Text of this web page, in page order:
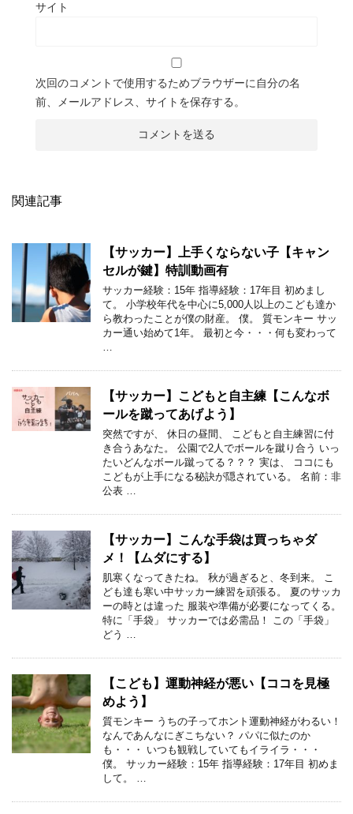
サイト
次回のコメントで使用するためブラウザーに自分の名
前、メールアドレス、サイトを保存する。
関連記事
【サッカー】上手くならない子【キャン
セルが鍵】特訓動画有
サッカー経験：15年 指導経験：17年目 初めまし
て。 小学校年代を中心に5,000人以上のこども達か
ら教わったことが僕の財産。 僕。 質モンキー サッ
カー通い始めて1年。 最初と今・・・何も変わって
…
【サッカー】こどもと自主練【こんなボ
ールを蹴ってあげよう】
突然ですが、 休日の昼間、 こどもと自主練習に付
き合うあなた。 公園で2人でボールを蹴り合う いっ
たいどんなボール蹴ってる？？？ 実は、 ココにも
こどもが上手になる秘訣が隠されている。 名前：非
公表 …
【サッカー】こんな手袋は買っちゃダ
メ！【ムダにする】
肌寒くなってきたね。 秋が過ぎると、冬到来。 こ
ども達も寒い中サッカー練習を頑張る。 夏のサッカ
ーの時とは違った 服装や準備が必要になってくる。
特に「手袋」 サッカーでは必需品！ この「手袋」
どう …
【こども】運動神経が悪い【ココを見極
めよう】
質モンキー うちの子ってホント運動神経がわるい！
なんであんなにぎこちない？ パパに似たのか
も・・・ いつも観戦していてもイライラ・・・
僕。 サッカー経験：15年 指導経験：17年目 初めま
して。 …